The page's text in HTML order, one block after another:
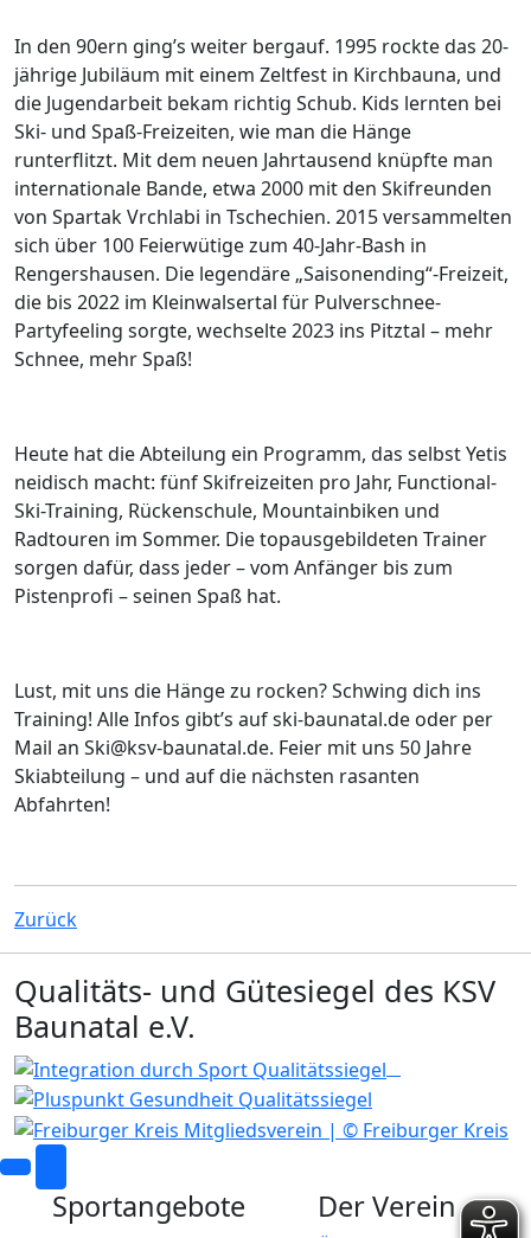
In den 90ern ging’s weiter bergauf. 1995 rockte das 20-
jährige Jubiläum mit einem Zeltfest in Kirchbauna, und
die Jugendarbeit bekam richtig Schub. Kids lernten bei
Ski- und Spaß-Freizeiten, wie man die Hänge
runterflitzt. Mit dem neuen Jahrtausend knüpfte man
internationale Bande, etwa 2000 mit den Skifreunden
von Spartak Vrchlabi in Tschechien. 2015 versammelten
sich über 100 Feierwütige zum 40-Jahr-Bash in
Rengershausen. Die legendäre „Saisonending“-Freizeit,
die bis 2022 im Kleinwalsertal für Pulverschnee-
Partyfeeling sorgte, wechselte 2023 ins Pitztal – mehr
Schnee, mehr Spaß!
Heute hat die Abteilung ein Programm, das selbst Yetis
neidisch macht: fünf Skifreizeiten pro Jahr, Functional-
Ski-Training, Rückenschule, Mountainbiken und
Radtouren im Sommer. Die topausgebildeten Trainer
sorgen dafür, dass jeder – vom Anfänger bis zum
Pistenprofi – seinen Spaß hat.
Lust, mit uns die Hänge zu rocken? Schwing dich ins
Training! Alle Infos gibt’s auf ski-baunatal.de oder per
Mail an Ski@ksv-baunatal.de. Feier mit uns 50 Jahre
Skiabteilung – und auf die nächsten rasanten
Abfahrten!
Zurück
Qualitäts- und Gütesiegel des KSV
Baunatal e.V.
Sportangebote Der Verein